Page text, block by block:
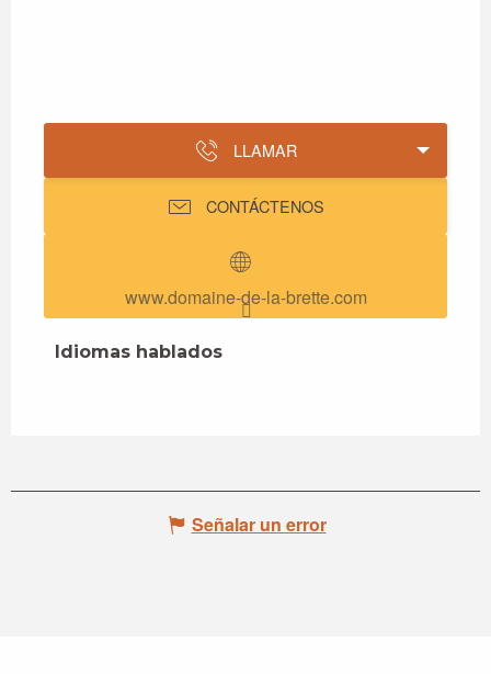
LLAMAR
CONTÁCTENOS
www.domaine-de-la-brette.com
Idiomas hablados
Idiomas hablados
Señalar un error